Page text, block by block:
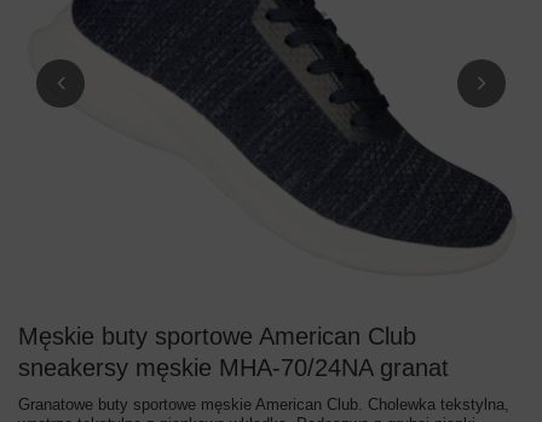
Męskie buty sportowe American Club
sneakersy męskie MHA-70/24NA granat
Granatowe buty sportowe męskie American Club. Cholewka tekstylna,